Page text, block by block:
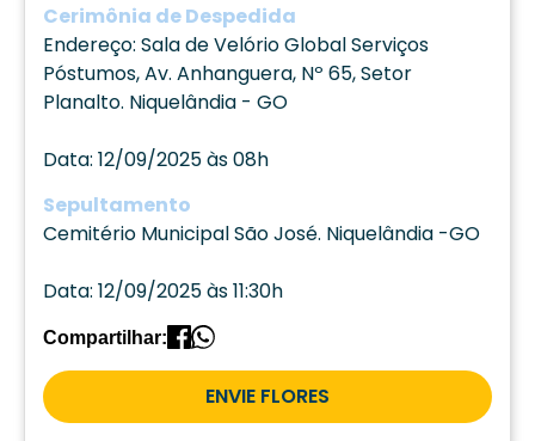
Cerimônia de Despedida
Endereço: Sala de Velório Global Serviços
Póstumos, Av. Anhanguera, Nº 65, Setor
Planalto. Niquelândia - GO
Data: 12/09/2025 às 08h
Sepultamento
Cemitério Municipal São José. Niquelândia -GO
Data: 12/09/2025 às 11:30h
Compartilhar:
ENVIE FLORES